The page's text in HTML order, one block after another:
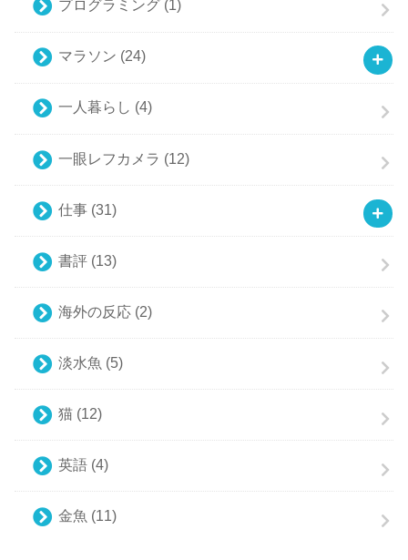
プログラミング (1)
マラソン (24)
一人暮らし (4)
一眼レフカメラ (12)
仕事 (31)
書評 (13)
海外の反応 (2)
淡水魚 (5)
猫 (12)
英語 (4)
金魚 (11)